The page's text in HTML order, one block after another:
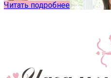
Читать подробнее